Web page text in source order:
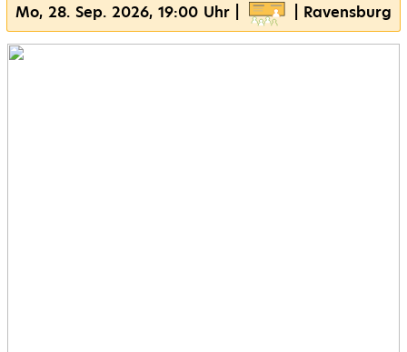
Mo, 28. Sep. 2026, 19:00 Uhr | | Ravensburg